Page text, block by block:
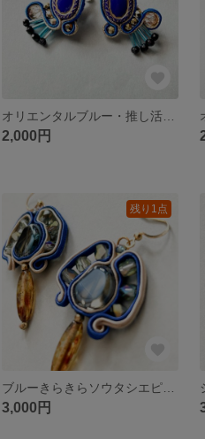
オリエンタルブルー・推し活ソウタシエイヤリング
2,000円
残り1点
ブルーきらきらソウタシエピアス
3,000円